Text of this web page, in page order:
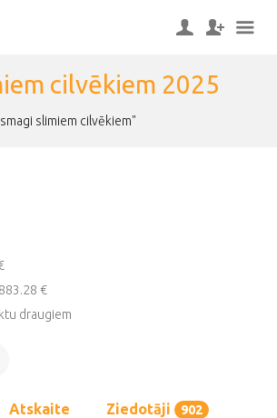
cilvēkiem 2025
slimiem cilvēkiem"
€
draugiem
Atskaite Ziedotāji 902